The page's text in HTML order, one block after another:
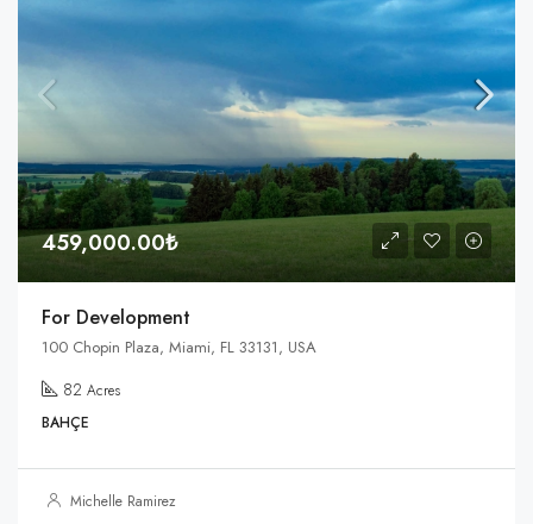
459,000.00₺
For Development
100 Chopin Plaza, Miami, FL 33131, USA
82 Acres
BAHÇE
Michelle Ramirez